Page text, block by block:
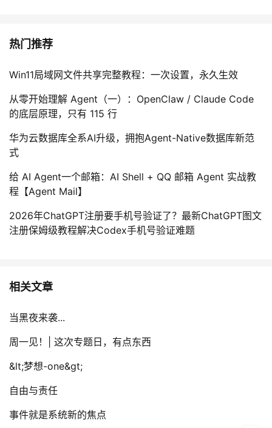
热门推荐
Win11局域网文件共享完整教程：一次设置，永久生效
从零开始理解 Agent（一）：OpenClaw / Claude Code
的底层原理，只有 115 行
华为云数据库全系AI升级，拥抱Agent-Native数据库新范
式
给 AI Agent一个邮箱：AI Shell + QQ 邮箱 Agent 实战教
程【Agent Mail】
2026年ChatGPT注册要手机号验证了？最新ChatGPT图文
注册保姆级教程解决Codex手机号验证难题
相关文章
当黑夜来袭...
周一见！| 这次专题日，有点东西
&lt;梦想-one&gt;
自由与责任
事件就是系统新的焦点